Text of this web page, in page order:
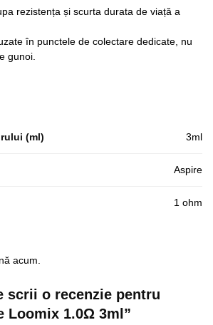
rezistența și scurta durata de viață a
în punctele de colectare dedicate, nu
gunoi.
(ml) 3ml
Aspire
1 ohm
acum.
scrii o recenzie pentru
Loomix 1.0Ω 3ml”